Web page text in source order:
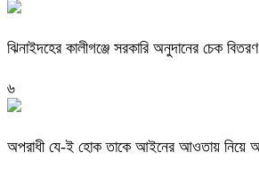
ঝিনাইদহের কালীগঞ্জে সরকারি অনুদানের চেক বিতরণ
৬
অপরাধী যে-ই হোক তাকে আইনের আওতায় নিয়ে